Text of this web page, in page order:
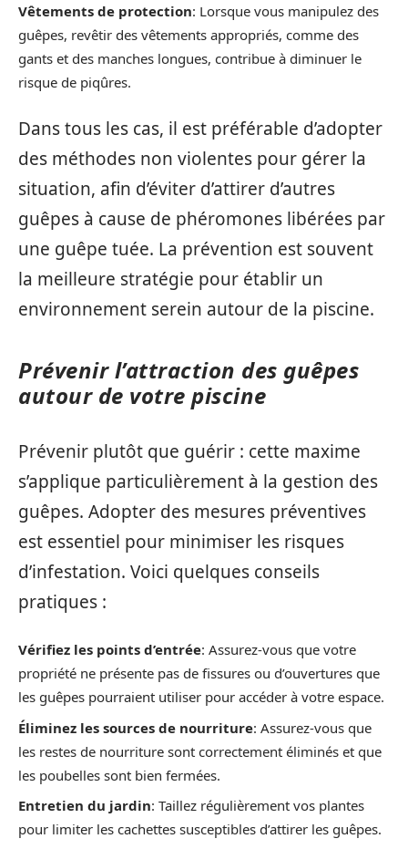
Vêtements de protection: Lorsque vous manipulez des
guêpes, revêtir des vêtements appropriés, comme des
gants et des manches longues, contribue à diminuer le
risque de piqûres.
Dans tous les cas, il est préférable d’adopter
des méthodes non violentes pour gérer la
situation, afin d’éviter d’attirer d’autres
guêpes à cause de phéromones libérées par
une guêpe tuée. La prévention est souvent
la meilleure stratégie pour établir un
environnement serein autour de la piscine.
Prévenir l’attraction des guêpes
autour de votre piscine
Prévenir plutôt que guérir : cette maxime
s’applique particulièrement à la gestion des
guêpes. Adopter des mesures préventives
est essentiel pour minimiser les risques
d’infestation. Voici quelques conseils
pratiques :
Vérifiez les points d’entrée: Assurez-vous que votre
propriété ne présente pas de fissures ou d’ouvertures que
les guêpes pourraient utiliser pour accéder à votre espace.
Éliminez les sources de nourriture: Assurez-vous que
les restes de nourriture sont correctement éliminés et que
les poubelles sont bien fermées.
Entretien du jardin: Taillez régulièrement vos plantes
pour limiter les cachettes susceptibles d’attirer les guêpes.